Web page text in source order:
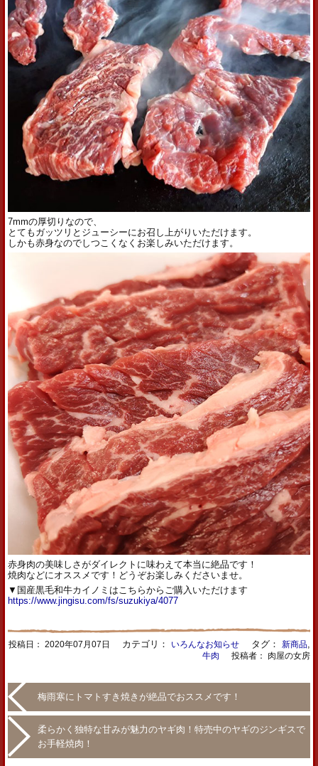
7mmの厚切りなので、
とてもガッツリとジューシーにお召し上がりいただけます。
しかも赤身なのでしつこくなくお楽しみいただけます。
赤身肉の美味しさがダイレクトに味わえて本当に絶品です！
焼肉などにオススメです！どうぞお楽しみくださいませ。
▼国産黒毛和牛カイノミはこちらからご購入いただけます
https://www.jingisu.com/fs/suzukiya/4077
投稿日： 2020年07月07日 カテゴリ： いろんなお知らせタグ： 新商品,
牛肉 投稿者： 肉屋の女房
梅雨寒にトマトすき焼きが絶品でおススメです！
柔らかく独特な甘みが魅力のヤギ肉！特売中のヤギのジンギスで
お手軽焼肉！